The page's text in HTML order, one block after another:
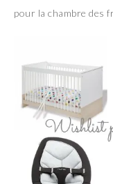
pour la chambre des